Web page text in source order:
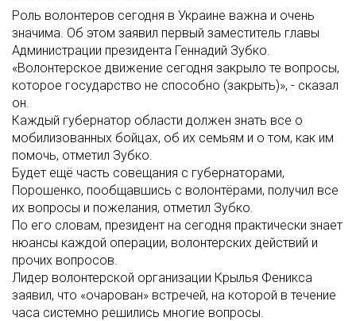
Роль волонтеров сегодня в Украине важна и очень
значима. Об этом заявил первый заместитель главы
Администрации президента Геннадий Зубко.
«Волонтерское движение сегодня закрыло те вопросы,
которое государство не способно (закрыть)», - сказал
он.
Каждый губернатор области должен знать все о
мобилизованных бойцах, об их семьям и о том, как им
помочь, отметил Зубко.
Будет ещё часть совещания с губернаторами,
Порошенко, пообщавшись с волонтёрами, получил все
их вопросы и пожелания, отметил Зубко.
По его словам, президент на сегодня практически знает
нюансы каждой операции, волонтерских действий и
прочих вопросов.
Лидер волонтерской организации Крылья Феникса
заявил, что «очарован» встречей, на которой в течение
часа системно решились многие вопросы.